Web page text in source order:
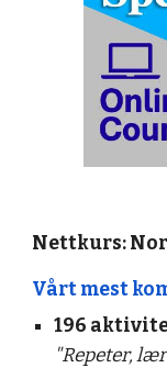
Nettkurs:
Vårt mest
196
"Repeter,